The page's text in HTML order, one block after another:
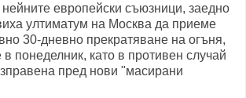
европейски съюзници, заедно
ултиматум на Москва да приеме
30-дневно прекратяване на огъня,
в понеделник, като в противен случай
пред нови "масирани